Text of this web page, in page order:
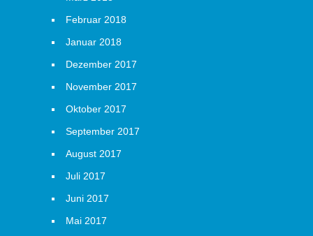
Februar 2018
Januar 2018
Dezember 2017
November 2017
Oktober 2017
September 2017
August 2017
Juli 2017
Juni 2017
Mai 2017